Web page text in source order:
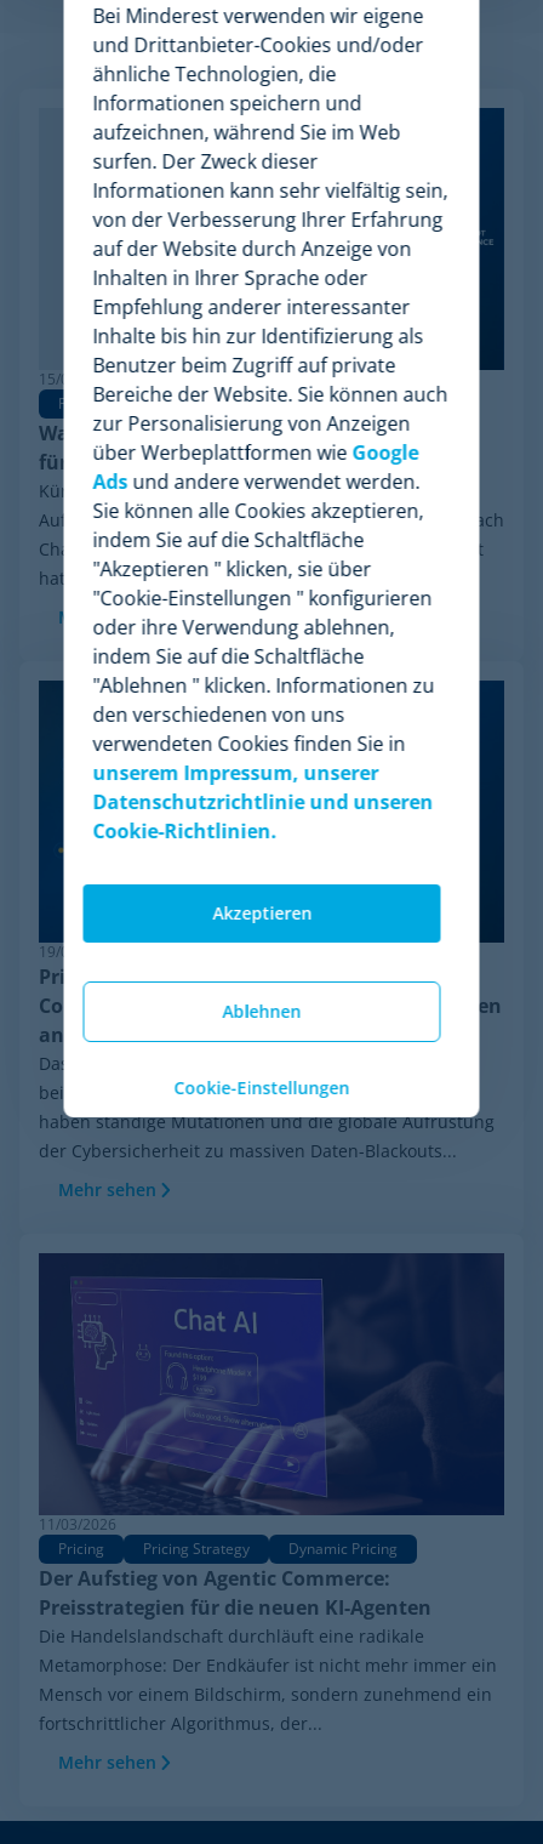
Verwandte Artikel
15/06/2026
Pricing Software
Warum Minderest die beste Wiser Alternative
für Pricing Intelligence ist
Kürzlich sorgte eine Entwicklung in der Branche für
Aufsehen: das finanzielle Reorganisationsverfahren nach
Chapter 11, das Wiser Solutions in den USA eingeleitet
hat. Auch wenn diese Maßnahme weder...
Mehr sehen
19/06/2026
Pricing-Resilienz: Warum Minderest das
Competitor Monitoring trotz Anti-Bot-Systemen
anführt
Das E-Commerce-Ökosystem entwickelt sich mit
beispielloser Geschwindigkeit. In den letzten Wochen
haben ständige Mutationen und die globale Aufrüstung
der Cybersicherheit zu massiven Daten-Blackouts...
Mehr sehen
11/03/2026
Pricing
Pricing Strategy Dynamic Pricing
Der Aufstieg von Agentic Commerce:
Preisstrategien für die neuen KI-Agenten
Die Handelslandschaft durchläuft eine radikale
Metamorphose: Der Endkäufer ist nicht mehr immer ein
Mensch vor einem Bildschirm, sondern zunehmend ein
fortschrittlicher Algorithmus, der...
Mehr sehen
Bei Minderest verwenden wir eigene
und Drittanbieter-Cookies und/oder
ähnliche Technologien, die
Informationen speichern und
aufzeichnen, während Sie im Web
surfen. Der Zweck dieser
Informationen kann sehr vielfältig sein,
von der Verbesserung Ihrer Erfahrung
auf der Website durch Anzeige von
Inhalten in Ihrer Sprache oder
Empfehlung anderer interessanter
Inhalte bis hin zur Identifizierung als
Benutzer beim Zugriff auf private
Bereiche der Website. Sie können auch
zur Personalisierung von Anzeigen
über Werbeplattformen wie Google
Adsund andere verwendet werden.
Sie können alle Cookies akzeptieren,
indem Sie auf die Schaltfläche
"Akzeptieren " klicken, sie über
"Cookie-Einstellungen " konfigurieren
oder ihre Verwendung ablehnen,
indem Sie auf die Schaltfläche
"Ablehnen " klicken. Informationen zu
den verschiedenen von uns
verwendeten Cookies finden Sie in
unserem Impressum, unserer
Datenschutzrichtlinie und unseren
Cookie-Richtlinien.
Ablehnen
Akzeptieren
Cookie-Einstellungen